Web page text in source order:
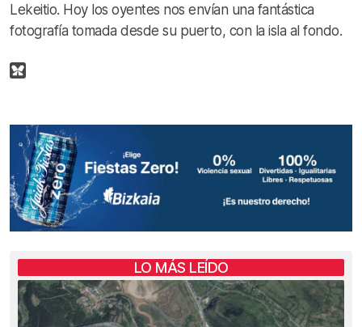
Lekeitio. Hoy los oyentes nos envían una fantástica
fotografía tomada desde su puerto, con la isla al fondo.
LO MÁS LEÍDO